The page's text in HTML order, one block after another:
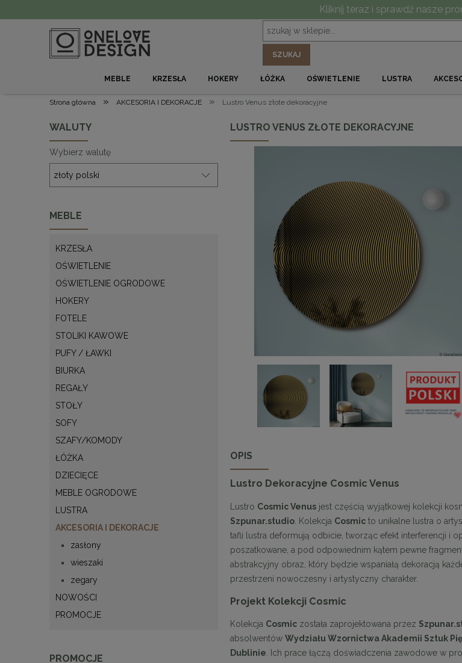
Kliknij teraz i sprawdź nasze
SZUKAJ
MEBLE KRZESŁA HOKERY ŁÓŻKA OŚWIETLENIE LUSTRA
Strona główna » AKCESORIA I DEKORACJE » Lustro Venus złote dekoracyjne
WALUTY
Wybierz walutę
MEBLE
KRZESŁA
OŚWIETLENIE
OŚWIETLENIE OGRODOWE
HOKERY
FOTELE
STOLIKI KAWOWE
PUFY / ŁAWKI
BIURKA
REGAŁY
STOŁY
SOFY
SZAFY/KOMODY
ŁÓŻKA
DZIECIĘCE
MEBLE OGRODOWE
LUSTRA
AKCESORIA I DEKORACJE
zasłony
wieszaki
zegary
NOWOŚCI
PROMOCJE
PROMOCJE
LUSTRO VENUS ZŁOTE DEKORACYJNE
OPIS
Lustro Dekoracyjne Cosmic Venus
Lustro Cosmic Venus jest częścią wyjątkowej kolekcji
Szpunar.studio . Kolekcja Cosmic to unikalne lustra o
tafli lustra deformują odbicie, tworząc efekt interferencji i
poszatkowane, a pod odpowiednim kątem pewne
abstrakcyjny obraz, który będzie wspaniałą dekoracją
przestrzeni nowoczesny i artystyczny charakter.
Projekt Kolekcji Cosmic
Kolekcja Cosmic została zaprojektowana przez
absolwentów Wydziału Wzornictwa Akademii Sztuk
Dublinie. Ich prace łączą doświadczenia zawodowe w